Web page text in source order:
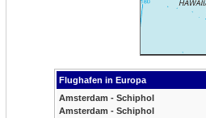
Flughafen in Europa
Amsterdam - Schiphol
Amsterdam - Schiphol